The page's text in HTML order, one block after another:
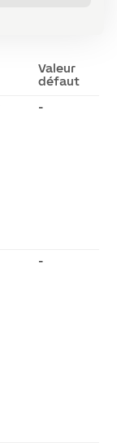
Valeur
défaut
-
-